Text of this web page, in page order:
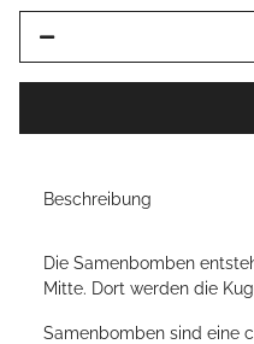
Beschreibung
Die Samenbomben
Mitte. Dort werden die
Samenbomben sind eine